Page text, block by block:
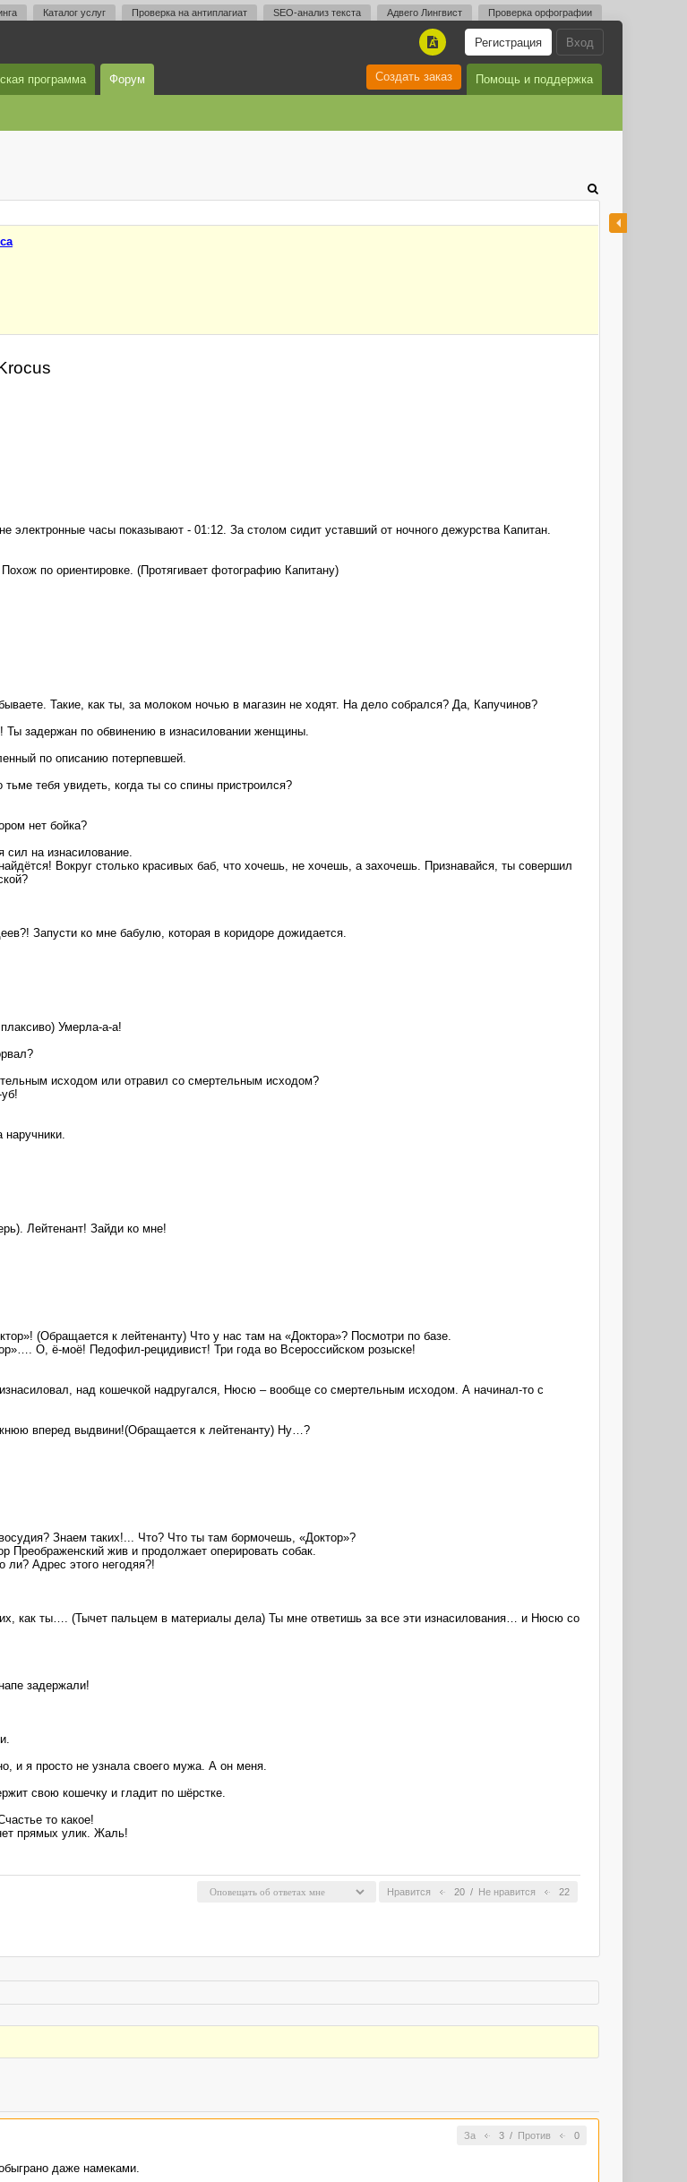
Каталог услуг Проверка на антиплагиат SEO-анализ текста Адвего Лингвист Проверка орфографии
Вход
Регистрация
A
программа Форум Помощь и поддержка
Создать заказ
часы показывают - 01:12. За столом сидит уставший от ночного дежурства Капитан.
по ориентировке. (Протягивает фотографию Капитану)
Такие, как ты, за молоком ночью в магазин не ходят. На дело собрался? Да, Капучинов?
задержан по обвинению в изнасиловании женщины.
по описанию потерпевшей.
тебя увидеть, когда ты со спины пристроился?
нет бойка?
на изнасилование.
Вокруг столько красивых баб, что хочешь, не хочешь, а захочешь. Признавайся, ты совершил
Запусти ко мне бабулю, которая в коридоре дожидается.
Умерла-а-а!
исходом или отравил со смертельным исходом?
Лейтенант! Зайди ко мне!
(Обращается к лейтенанту) Что у нас там на «Доктора»? Посмотри по базе.
О, ё-моё! Педофил-рецидивист! Три года во Всероссийском розыске!
над кошечкой надругался, Нюсю – вообще со смертельным исходом. А начинал-то с
вперед выдвини!(Обращается к лейтенанту) Ну…?
Знаем таких!... Что? Что ты там бормочешь, «Доктор»?
Преображенский жив и продолжает оперировать собак.
ли? Адрес этого негодяя?!
как ты…. (Тычет пальцем в материалы дела) Ты мне ответишь за все эти изнасилования… и Нюсю со
задержали!
и я просто не узнала своего мужа. А он меня.
свою кошечку и гладит по шёрстке.
то какое!
прямых улик. Жаль!
Нравится 20 / Не нравится 22
За 3/ Против 0
даже намеками.